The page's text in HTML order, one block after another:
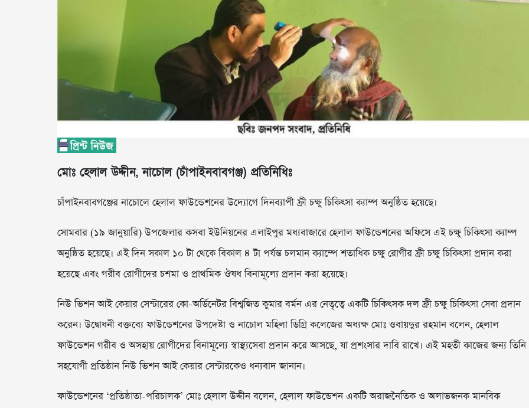
মোঃ হেলাল উদ্দীন, নাচোল (চাঁপাইনবাবগঞ্জ) প্রতিনিধিঃ
চাঁপাইনবাবগঞ্জের নাচোলে হেলাল ফাউন্ডেশনের উদ্যোগে দিনব্যাপী ফ্রী চক্ষু চিকিৎসা ক্যাম্প অনুষ্ঠিত হয়েছে।
সোমবার (১৯ জানুয়ারি) উপজেলার কসবা ইউনিয়নের এলাইপুর মধ্যবাজারে হেলাল ফাউন্ডেশনের অফিসে এই চক্ষু চিকিৎসা ক্যাম্প
অনুষ্ঠিত হয়েছে। এই দিন সকাল ১০ টা থেকে বিকাল ৪ টা পর্যন্ত চলমান ক্যাম্পে শতাধিক চক্ষু রোগীর ফ্রী চক্ষু চিকিৎসা প্রদান করা
হয়েছে এবং গরীব রোগীদের চশমা ও প্রাথমিক ঔষধ বিনামূল্যে প্রদান করা হয়েছে।
নিউ ভিশন আই কেয়ার সেন্টারের কো-অর্ডিনেটর বিশ্বজিত কুমার বর্মন এর নেতৃত্বে একটি চিকিৎসক দল ফ্রী চক্ষু চিকিৎসা সেবা প্রদান
করেন। উদ্বোধনী বক্তব্যে ফাউন্ডেশনের উপদেষ্টা ও নাচোল মহিলা ডিগ্রি কলেজের অধ্যক্ষ মোঃ ওবায়দুর রহমান বলেন, হেলাল
ফাউন্ডেশন গরীব ও অসহায় রোগীদের বিনামূল্যে স্বাস্থ্যসেবা প্রদান করে আসছে, যা প্রশংসার দাবি রাখে। এই মহতী কাজের জন্য তিনি
সহযোগী প্রতিষ্ঠান নিউ ভিশন আই কেয়ার সেন্টারকেও ধন্যবাদ জানান।
ফাউন্ডেশনের ‘প্রতিষ্ঠাতা-পরিচালক’ মোঃ হেলাল উদ্দীন বলেন, হেলাল ফাউন্ডেশন একটি অরাজনৈতিক ও অলাভজনক মানবিক